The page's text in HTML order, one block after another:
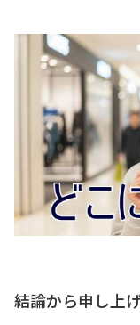
結論から申し上げ